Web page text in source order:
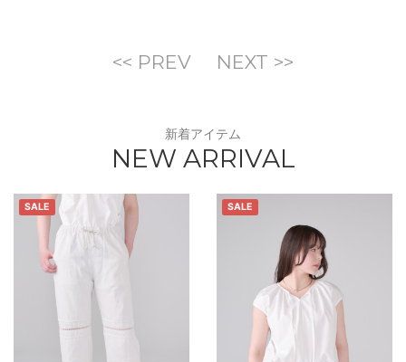
<< PREV NEXT >>
新着アイテム
NEW ARRIVAL
SALE SALE